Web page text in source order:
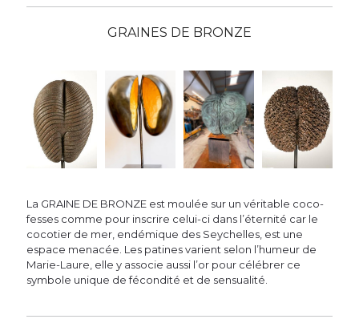
GRAINES DE BRONZE
La GRAINE DE BRONZE est moulée sur un véritable coco-
fesses comme pour inscrire celui-ci dans l’éternité car le
cocotier de mer, endémique des Seychelles, est une
espace menacée. Les patines varient selon l’humeur de
Marie-Laure, elle y associe aussi l’or pour célébrer ce
symbole unique de fécondité et de sensualité.